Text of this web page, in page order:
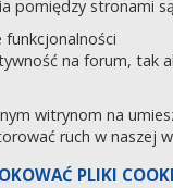
pomiędzy stronami
funkcjonalności
na forum, tak
witrynom na
ruch w naszej
PLIKI